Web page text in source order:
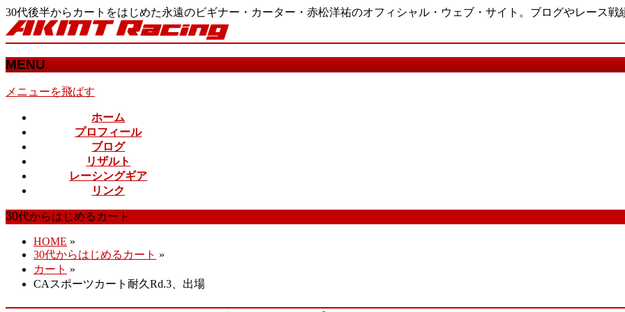
30代後半からカートをはじめた永遠のビギナー・カーター・赤松洋祐のオフィシャル・ウェブ・サイト。ブログやレース戦
MENU
メニューを飛ばす
ホーム
プロフィール
ブログ
リザルト
レーシングギア
リンク
30代からはじめるカート
HOME »
30代からはじめるカート »
カート »
CAスポーツカート耐久Rd.3、出場